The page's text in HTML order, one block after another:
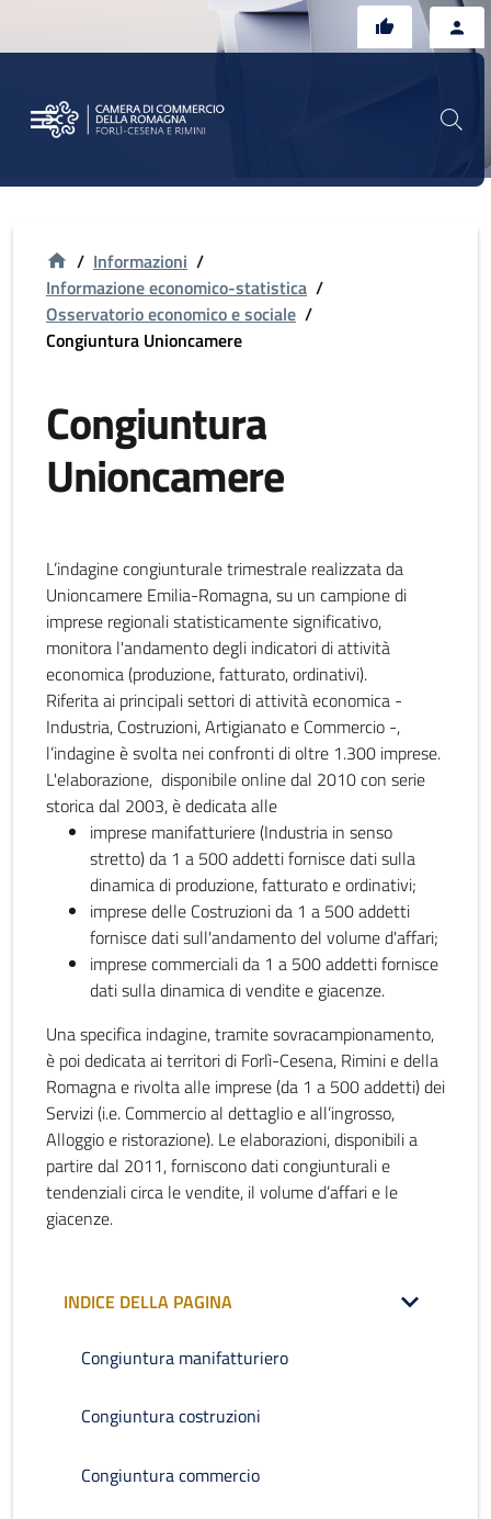
/ Informazioni /
Informazione economico-statistica /
Osservatorio economico e sociale /
Congiuntura Unioncamere
Congiuntura
Unioncamere
L’indagine congiunturale trimestrale realizzata da
Unioncamere Emilia-Romagna, su un campione di
imprese regionali statisticamente significativo,
monitora l'andamento degli indicatori di attività
economica (produzione, fatturato, ordinativi).
Riferita ai principali settori di attività economica -
Industria, Costruzioni, Artigianato e Commercio -,
l’indagine è svolta nei confronti di oltre 1.300 imprese.
L'elaborazione, disponibile online dal 2010 con serie
storica dal 2003, è dedicata alle
imprese manifatturiere (Industria in senso
stretto) da 1 a 500 addetti fornisce dati sulla
dinamica di produzione, fatturato e ordinativi;
imprese delle Costruzioni da 1 a 500 addetti
fornisce dati sull'andamento del volume d'affari;
imprese commerciali da 1 a 500 addetti fornisce
dati sulla dinamica di vendite e giacenze.
Una specifica indagine, tramite sovracampionamento,
è poi dedicata ai territori di Forlì-Cesena, Rimini e della
Romagna e rivolta alle imprese (da 1 a 500 addetti) dei
Servizi (i.e. Commercio al dettaglio e all’ingrosso,
Alloggio e ristorazione). Le elaborazioni, disponibili a
partire dal 2011, forniscono dati congiunturali e
tendenziali circa le vendite, il volume d’affari e le
giacenze.
INDICE DELLA PAGINA
Congiuntura manifatturiero
Congiuntura costruzioni
Congiuntura commercio